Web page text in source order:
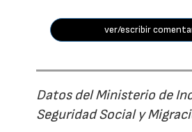
ver/escribir
Datos del Ministerio de
Seguridad Social y